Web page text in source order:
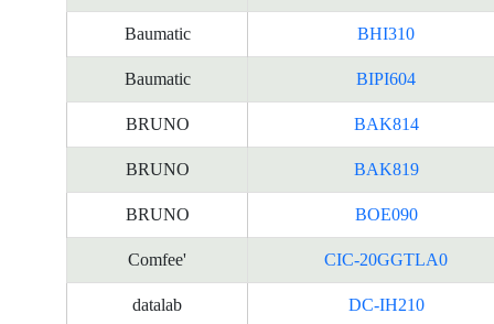
Baumatic BHI310
Baumatic BIPI604
BRUNO BAK814
BRUNO BAK819
BRUNO BOE090
Comfee' CIC-20GGTLA0
datalab DC-IH210